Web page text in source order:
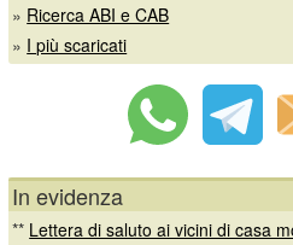
» Ricerca ABI e CAB
» I più scaricati
In evidenza
** Lettera di saluto ai vicini di casa